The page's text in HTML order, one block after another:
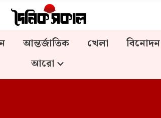
আন্তর্জাতিক খেলা বিনোদন
আরো